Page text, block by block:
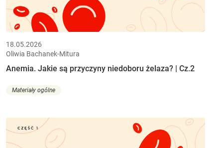
18.05.2026
Oliwia Bachanek-Mitura
Anemia. Jakie są przyczyny niedoboru żelaza? | Cz.2
Materiały ogólne